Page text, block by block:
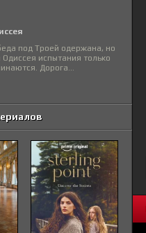
под Троей одержана, но
Одиссея испытания только
Дорога...